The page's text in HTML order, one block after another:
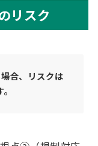
リスク
合、リスクは